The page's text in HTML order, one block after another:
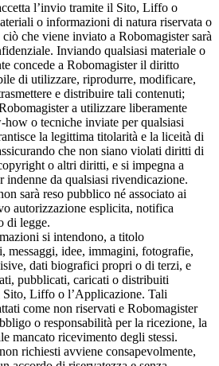
l’invio tramite il Sito, Liffo o
o informazioni di natura riservata o
che viene inviato a Robomagister sarà
Inviando qualsiasi materiale o
concede a Robomagister il diritto
di utilizzare, riprodurre, modificare,
e distribuire tali contenuti;
a utilizzare liberamente
o tecniche inviate per qualsiasi
la legittima titolarità e la liceità di
che non siano violati diritti di
o altri diritti, e si impegna a
indenne da qualsiasi rivendicazione.
sarà reso pubblico né associato ai
autorizzazione esplicita, notifica
di legge.
si intendono, a titolo
messaggi, idee, immagini, fotografie,
dati biografici propri o di terzi, e
pubblicati, caricati o distribuiti
Sito, Liffo o l’Applicazione. Tali
come non riservati e Robomagister
o responsabilità per la ricezione, la
mancato ricevimento degli stessi.
richiesti avviene consapevolmente,